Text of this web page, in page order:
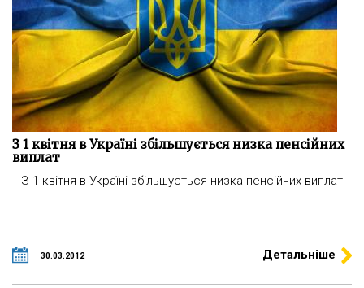
З 1 квітня в Україні збільшується низка пенсійних
виплат
З 1 квітня в Україні збільшується низка пенсійних виплат
30.03.2012 Детальніше